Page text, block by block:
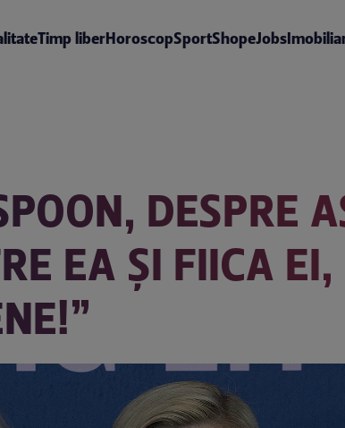
Timp liberHoroscopSportShopeJobs
DESPRE
EA ȘI FIICA